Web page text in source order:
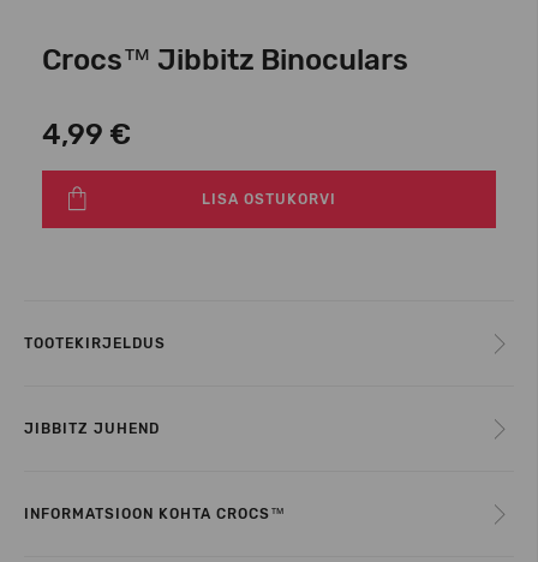
Crocs™ Jibbitz Binoculars
4,99 €
LISA OSTUKORVI
TOOTEKIRJELDUS
JIBBITZ JUHEND
INFORMATSIOON KOHTA CROCS™